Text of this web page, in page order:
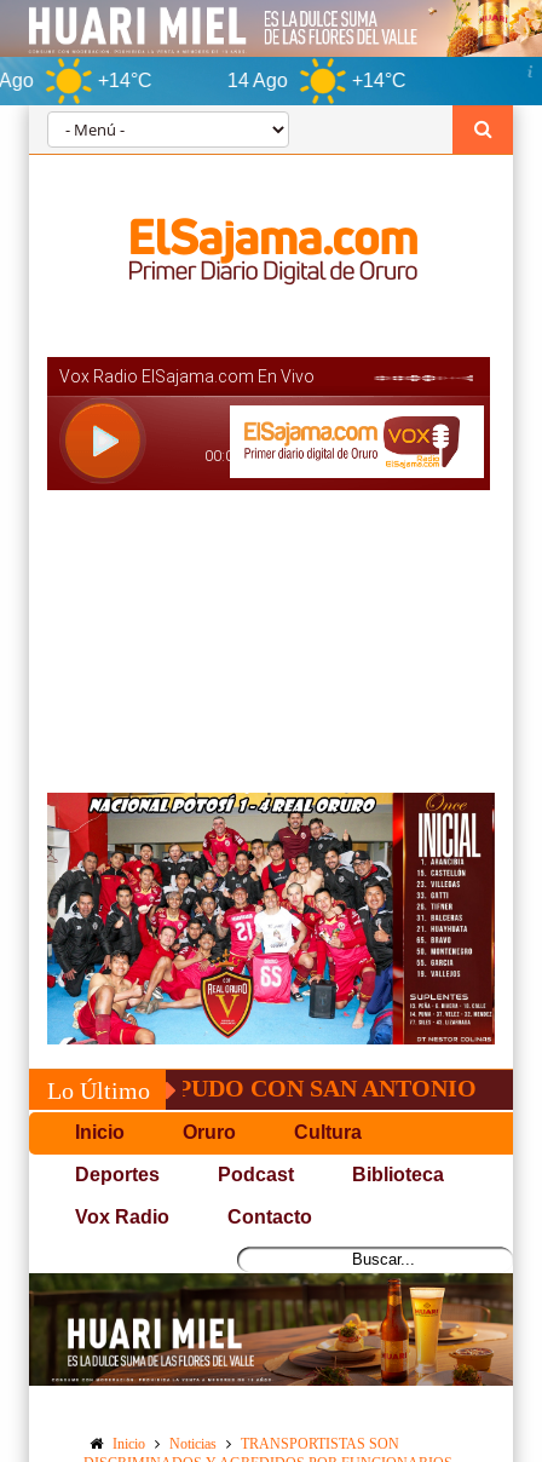
+14°C 14 Ago +14°C
Lo Último
NO PUDO CON SAN ANTONIO COPA
Inicio Oruro Cultura
Deportes Podcast Biblioteca
Vox Radio Contacto
Inicio Noticias
TRANSPORTISTAS SON